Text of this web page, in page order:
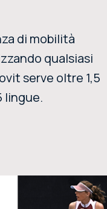
di mobilità
qualsiasi
serve oltre 1,5
lingue.